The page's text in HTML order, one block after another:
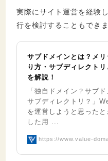
実際にサイト運営を経験
行を検討することもできま
サブドメインとは？メリ
り方・サブディレクト
を解説！
「独自ドメイン？サブド
サブディレクトリ？」
を運営しようと思ったと
した用 ...
https://www.value-